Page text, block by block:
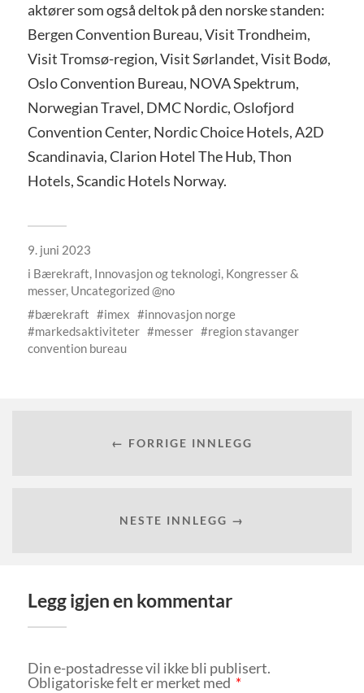
aktører som også deltok på den norske standen:
Bergen Convention Bureau, Visit Trondheim,
Visit Tromsø-region, Visit Sørlandet, Visit Bodø,
Oslo Convention Bureau, NOVA Spektrum,
Norwegian Travel, DMC Nordic, Oslofjord
Convention Center, Nordic Choice Hotels, A2D
Scandinavia, Clarion Hotel The Hub, Thon
Hotels, Scandic Hotels Norway.
9. juni 2023
i Bærekraft, Innovasjon og teknologi, Kongresser &
messer, Uncategorized @no
bærekraft
imex
innovasjon norge
markedsaktiviteter
messer
region stavanger
convention bureau
← FORRIGE INNLEGG
NESTE INNLEGG →
Legg igjen en kommentar
Din e-postadresse vil ikke bli publisert.
Obligatoriske felt er merket med *